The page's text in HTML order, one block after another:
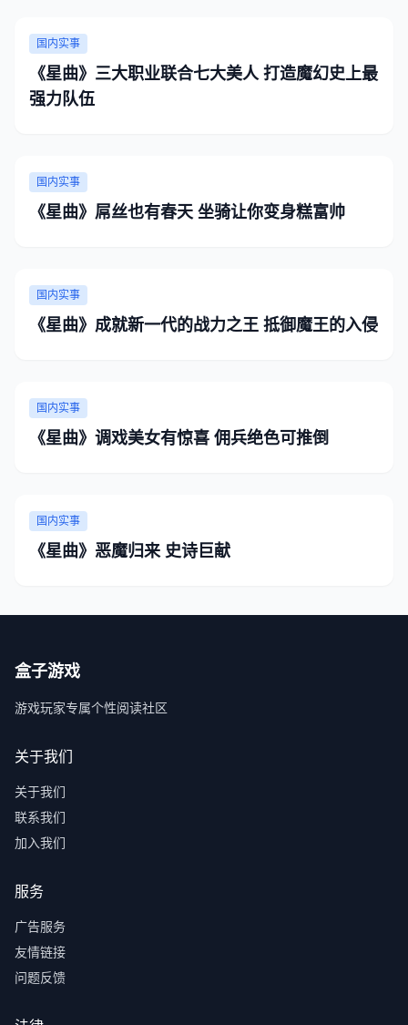
国内实事
《星曲》三大职业联合七大美人 打造魔幻史上最
强力队伍
国内实事
《星曲》屌丝也有春天 坐骑让你变身糕富帅
国内实事
《星曲》成就新一代的战力之王 抵御魔王的入侵
国内实事
《星曲》调戏美女有惊喜 佣兵绝色可推倒
国内实事
《星曲》恶魔归来 史诗巨献
盒子游戏
游戏玩家专属个性阅读社区
关于我们
关于我们
联系我们
加入我们
服务
广告服务
友情链接
问题反馈